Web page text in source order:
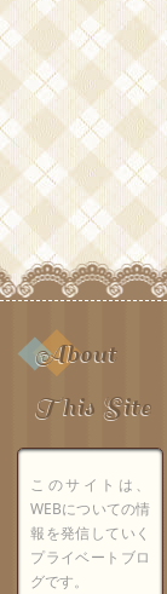
About
This Site
このサイトは、
WEBについての情
報を発信していく
プライベートブロ
グです。